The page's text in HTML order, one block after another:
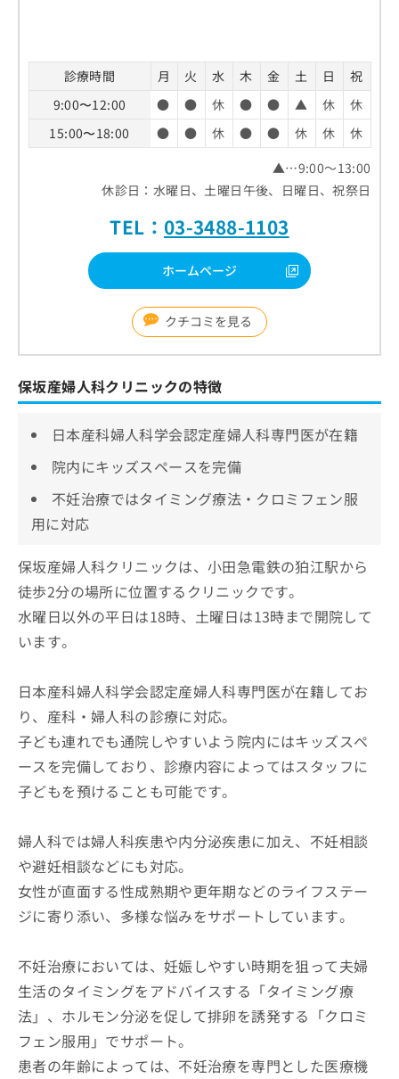
診療時間 月 火 水 木 金 土 日
祝
9:00〜12:00
● ● 休 ● ● ▲ 休
休
15:00〜18:00
● ● 休 ● ● 休 休
休
▲…9:00～13:00
休診日：水曜日、土曜日午後、日曜日、祝祭日
TEL： 03-3488-1103
ホームページ
クチコミを見る
保坂産婦人科クリニックの特徴
日本産科婦人科学会認定産婦人科専門医が在籍
院内にキッズスペースを完備
不妊治療ではタイミング療法・クロミフェン服
用に対応
保坂産婦人科クリニックは、小田急電鉄の狛江駅から
徒歩2分の場所に位置するクリニックです。
水曜日以外の平日は18時、土曜日は13時まで開院して
います。
日本産科婦人科学会認定産婦人科専門医が在籍してお
り、産科・婦人科の診療に対応。
子ども連れでも通院しやすいよう院内にはキッズスペ
ースを完備しており、診療内容によってはスタッフに
子どもを預けることも可能です。
婦人科では婦人科疾患や内分泌疾患に加え、不妊相談
や避妊相談などにも対応。
女性が直面する性成熟期や更年期などのライフステー
ジに寄り添い、多様な悩みをサポートしています。
不妊治療においては、妊娠しやすい時期を狙って夫婦
生活のタイミングをアドバイスする「タイミング療
法」、ホルモン分泌を促して排卵を誘発する「クロミ
フェン服用」でサポート。
患者の年齢によっては、不妊治療を専門とした医療機